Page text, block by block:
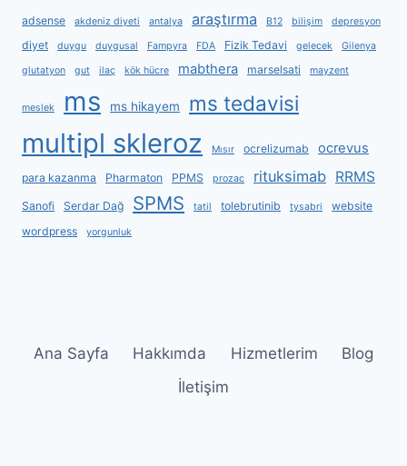
adsense akdeniz diyeti antalya araştırma B12 bilişim depresyon
diyet duygu duygusal Fampyra FDA Fizik Tedavi gelecek Gilenya
glutatyon gut ilaç kök hücre mabthera marselsati mayzent
meslek ms ms hikayem ms tedavisi
multipl skleroz Mısır ocrelizumab ocrevus
para kazanma Pharmaton PPMS prozac rituksimab RRMS
Sanofi Serdar Dağ SPMS tatil tolebrutinib tysabri
website
wordpress
yorgunluk
Ana Sayfa Hakkımda Hizmetlerim
Blog
İletişim